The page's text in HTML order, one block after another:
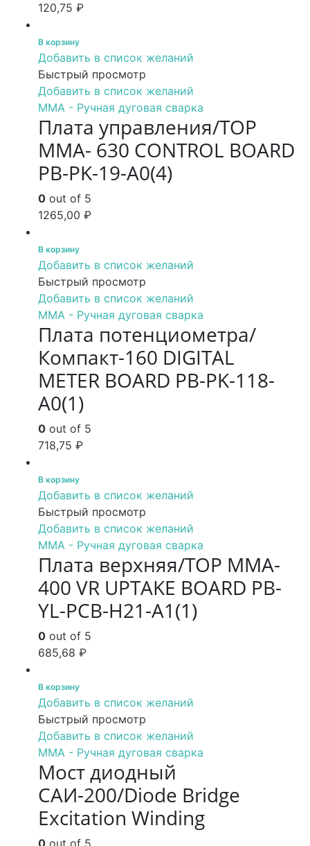
120,75 ₽
В корзину
Добавить в список желаний
Быстрый просмотр
Добавить в список желаний
MMA - Ручная дуговая сварка
Плата управления/TOP
MMA- 630 CONTROL BOARD
PB-PK-19-A0(4)
0 out of 5
1265,00 ₽
В корзину
Добавить в список желаний
Быстрый просмотр
Добавить в список желаний
MMA - Ручная дуговая сварка
Плата потенциометра/
Компакт-160 DIGITAL
METER BOARD PB-PK-118-
A0(1)
0 out of 5
718,75 ₽
В корзину
Добавить в список желаний
Быстрый просмотр
Добавить в список желаний
MMA - Ручная дуговая сварка
Плата верхняя/TOP MMA-
400 VR UPTAKE BOARD PB-
YL-PCB-H21-A1(1)
0 out of 5
685,68 ₽
В корзину
Добавить в список желаний
Быстрый просмотр
Добавить в список желаний
MMA - Ручная дуговая сварка
Мост диодный
САИ-200/Diode Bridge
Excitation Winding
0 out of 5